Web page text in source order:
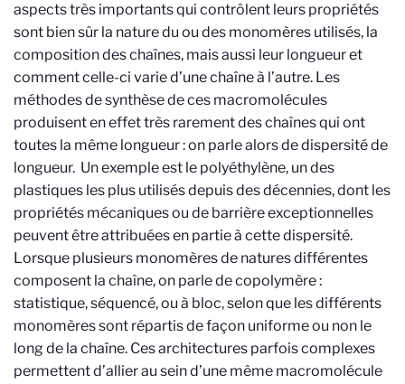
aspects très importants qui contrôlent leurs propriétés
sont bien sûr la nature du ou des monomères utilisés, la
composition des chaînes, mais aussi leur longueur et
comment celle-ci varie d’une chaîne à l’autre. Les
méthodes de synthèse de ces macromolécules
produisent en effet très rarement des chaînes qui ont
toutes la même longueur : on parle alors de dispersité de
longueur. Un exemple est le polyéthylène, un des
plastiques les plus utilisés depuis des décennies, dont les
propriétés mécaniques ou de barrière exceptionnelles
peuvent être attribuées en partie à cette dispersité.
Lorsque plusieurs monomères de natures différentes
composent la chaîne, on parle de copolymère :
statistique, séquencé, ou à bloc, selon que les différents
monomères sont répartis de façon uniforme ou non le
long de la chaîne. Ces architectures parfois complexes
permettent d’allier au sein d’une même macromolécule